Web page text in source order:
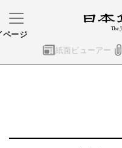
紙面ビューアー
ページ